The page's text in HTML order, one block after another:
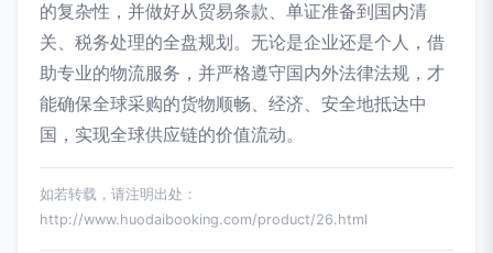
的复杂性，并做好从贸易条款、单证准备到国内清
关、税务处理的全盘规划。无论是企业还是个人，借
助专业的物流服务，并严格遵守国内外法律法规，才
能确保全球采购的货物顺畅、经济、安全地抵达中
国，实现全球供应链的价值流动。
如若转载，请注明出处：
http://www.huodaibooking.com/product/26.html